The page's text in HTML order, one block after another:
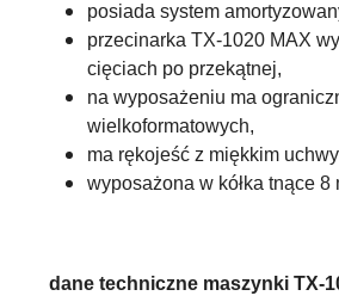
posiada system
przecinarka TX-1020 MAX
cięciach po przekątnej,
na wyposażeniu ma
wielkoformatowych,
ma rękojeść z miękkim
wyposażona w kółka tnące
dane techniczne maszynki TX-